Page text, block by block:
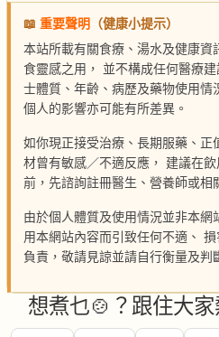
📖 重要聲明
（健康小提示）
本站所載有關食療、湯水及健康資
食靈感之用， 並不構成任何醫療
士體質、年齡、病歷及藥物使用情
個人的影響亦可能有所差異。
如你現正接受治療、長期服藥、正
材曾有敏感／不適反應， 建議在
前，先諮詢註冊醫生、營養師或相
由於個人體質及使用情況並非本
用本網站內容而引致任何不適、
負責，敬請見諒並請自行衡量及判
想煮乜🍲？跟住大